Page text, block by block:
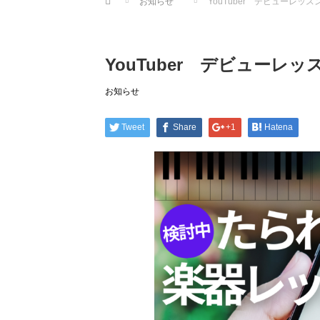
YouTuber デビューレッ
お知らせ
Tweet Share +1 Hatena